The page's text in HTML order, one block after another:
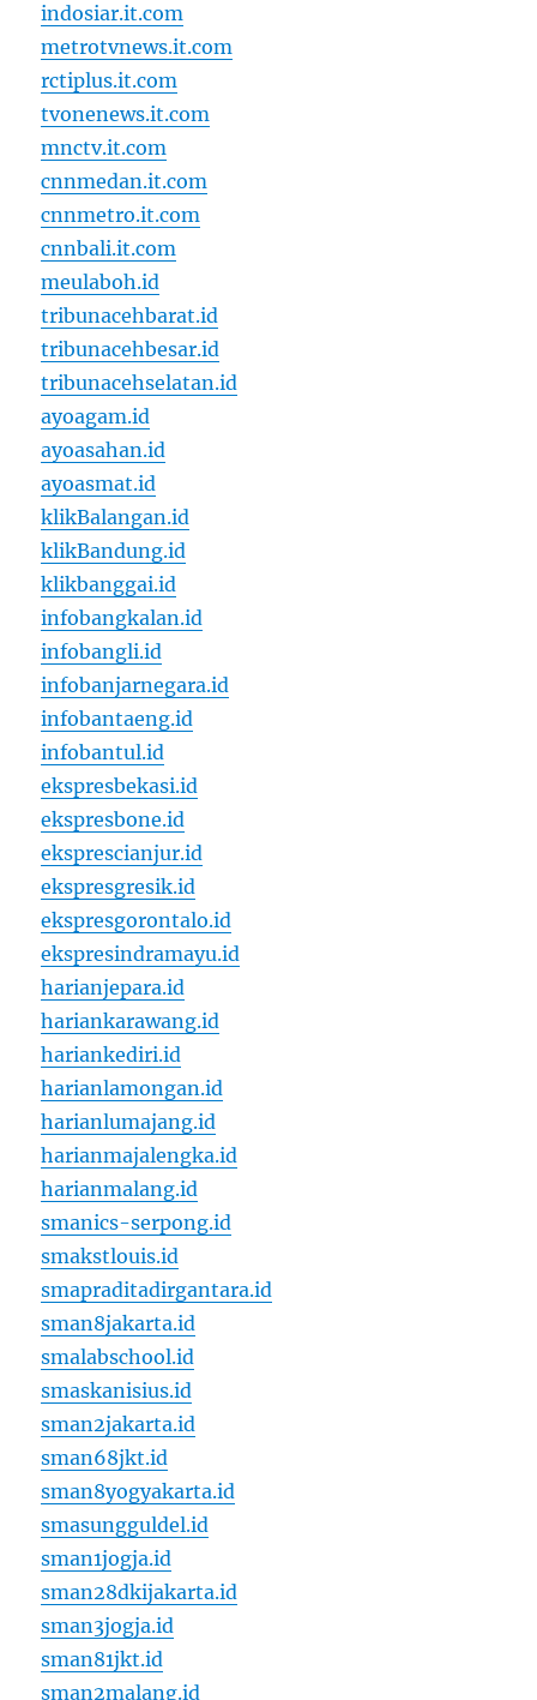
indosiar.it.com
metrotvnews.it.com
rctiplus.it.com
tvonenews.it.com
mnctv.it.com
cnnmedan.it.com
cnnmetro.it.com
cnnbali.it.com
meulaboh.id
tribunacehbarat.id
tribunacehbesar.id
tribunacehselatan.id
ayoagam.id
ayoasahan.id
ayoasmat.id
klikBalangan.id
klikBandung.id
klikbanggai.id
infobangkalan.id
infobangli.id
infobanjarnegara.id
infobantaeng.id
infobantul.id
ekspresbekasi.id
ekspresbone.id
eksprescianjur.id
ekspresgresik.id
ekspresgorontalo.id
ekspresindramayu.id
harianjepara.id
hariankarawang.id
hariankediri.id
harianlamongan.id
harianlumajang.id
harianmajalengka.id
harianmalang.id
smanics-serpong.id
smakstlouis.id
smapraditadirgantara.id
sman8jakarta.id
smalabschool.id
smaskanisius.id
sman2jakarta.id
sman68jkt.id
sman8yogyakarta.id
smasungguldel.id
sman1jogja.id
sman28dkijakarta.id
sman3jogja.id
sman81jkt.id
sman2malang.id